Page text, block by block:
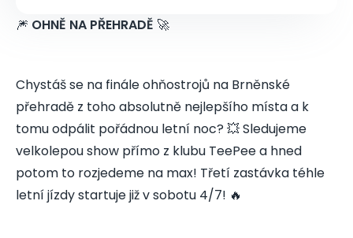
🎆 OHNĚ NA PŘEHRADĚ 🚀
Chystáš se na finále ohňostrojů na Brněnské
přehradě z toho absolutně nejlepšího místa a k
tomu odpálit pořádnou letní noc? 💥 Sledujeme
velkolepou show přímo z klubu TeePee a hned
potom to rozjedeme na max! Třetí zastávka téhle
letní jízdy startuje již v sobotu 4/7! 🔥